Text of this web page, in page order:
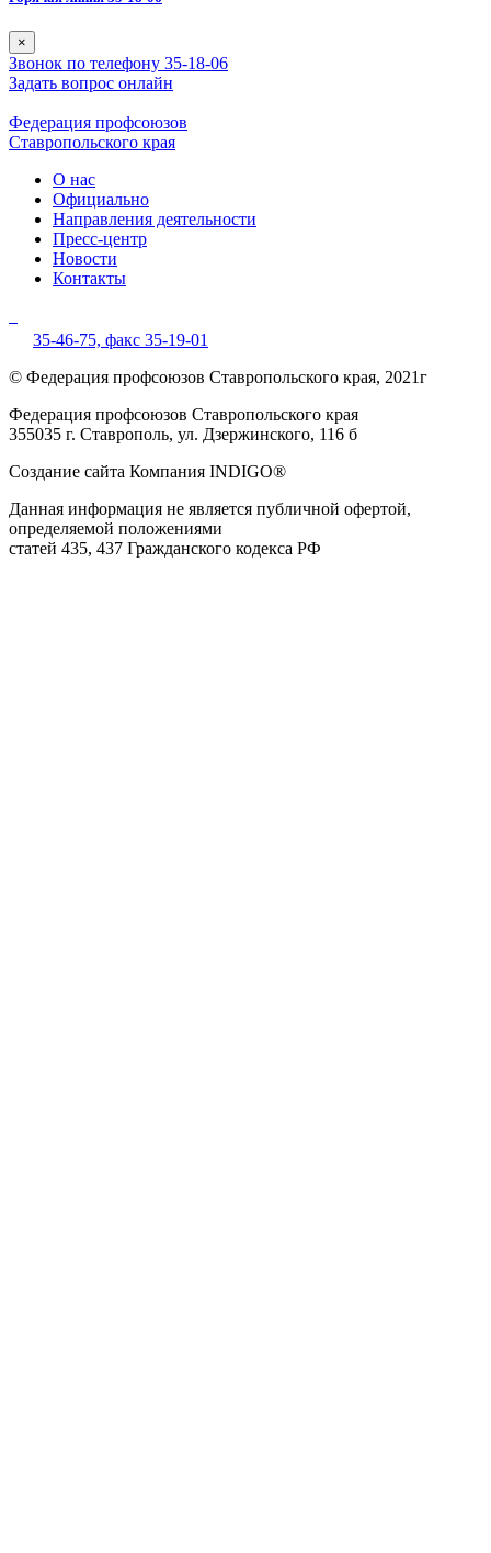
×
Звонок по телефону 35-18-06
Задать вопрос онлайн
Федерация профсоюзов
Ставропольского края
О нас
Официально
Направления деятельности
Пресс-центр
Новости
Контакты
35-46-75, факс 35-19-01
© Федерация профсоюзов Ставропольского края, 2021г
Федерация профсоюзов Ставропольского края
355035 г. Ставрополь, ул. Дзержинского, 116 б
Создание сайта Компания INDIGO®
Данная информация не является публичной офертой,
определяемой положениями
статей 435, 437 Гражданского кодекса РФ